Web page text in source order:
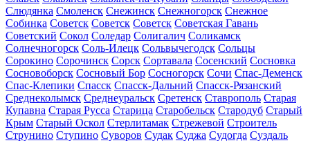
Слюдянка Смоленск Снежинск Снежногорск Снежное
Собинка Советск Советск Советск Советская Гавань
Советский Сокол Соледар Солигалич Соликамск
Солнечногорск Соль-Илецк Сольвычегодск Сольцы
Сорокино Сорочинск Сорск Сортавала Сосенский Сосновка
Сосновоборск Сосновый Бор Сосногорск Сочи Спас-Деменск
Спас-Клепики Спасск Спасск-Дальний Спасск-Рязанский
Среднеколымск Среднеуральск Сретенск Ставрополь Старая
Купавна Старая Русса Старица Старобельск Стародуб Старый
Крым Старый Оскол Стерлитамак Стрежевой Строитель
Струнино Ступино Суворов Судак Суджа Судогда Суздаль